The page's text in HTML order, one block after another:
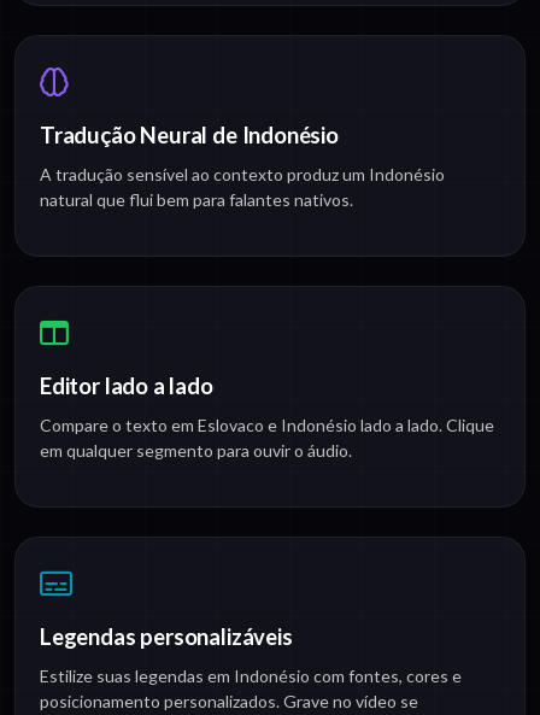
Tradução Neural de Indonésio
A tradução sensível ao contexto produz um Indonésio
natural que flui bem para falantes nativos.
Editor lado a lado
Compare o texto em Eslovaco e Indonésio lado a lado. Clique
em qualquer segmento para ouvir o áudio.
Legendas personalizáveis
Estilize suas legendas em Indonésio com fontes, cores e
posicionamento personalizados. Grave no vídeo se